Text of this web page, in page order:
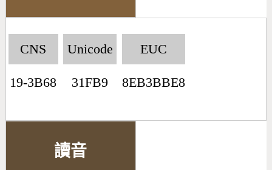
CNS
19-3B68
Unicode
31FB9
EUC
8EB3BBE8
讀音